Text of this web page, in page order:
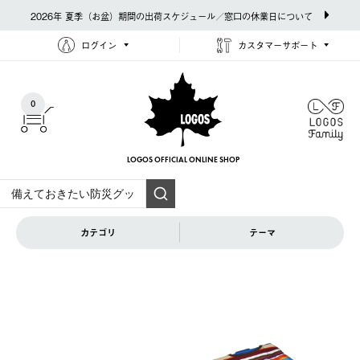
2026年 夏季（お盆）期間の出荷スケジュール／窓口の休業日について
ログイン カスタマーサポート
0
LOGOS OFFICIAL ONLINE SHOP
カテゴリ テーマ